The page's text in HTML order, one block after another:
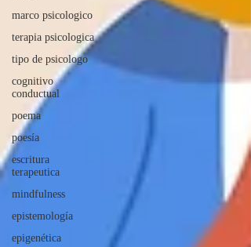
marco psicologico
terapia psicologica
tipo de psicologo
cognitivo
conductual
poema
poesía
escritura
terapeutica
mindfulness
epistemología
epigenética